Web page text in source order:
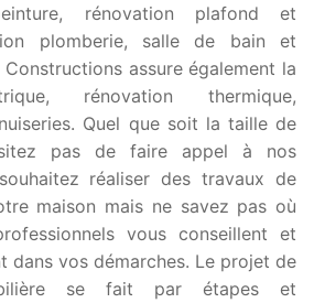
rénovation plafond et
plomberie, salle de bain et
assure également la
rénovation thermique,
Quel que soit la taille de
pas de faire appel à nos
réaliser des travaux de
maison mais ne savez pas où
vous conseillent et
dans vos démarches. Le projet de
se fait par étapes et